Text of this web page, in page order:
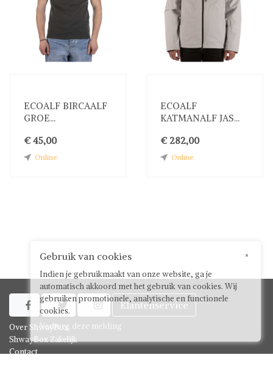
ECOALF BIRCAALF
GROE...
€ 45,00
Online
ECOALF
KATMANALF JAS...
€ 282,00
Online
   Klantenservice
Over ShwayBox
ShwayBox Zakelijk
Contact
×
Gebruik van cookies
Indien je gebruikmaakt van onze website, ga je
automatisch akkoord met het gebruik van cookies. Wij
gebruiken promotionele, analytische en functionele
cookies.
Verberg deze melding